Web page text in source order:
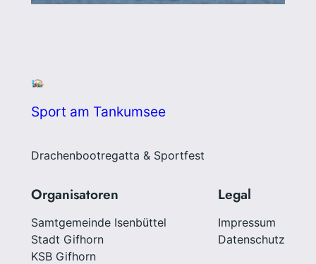
Sport am Tankumsee
Drachenbootregatta & Sportfest
Organisatoren
Samtgemeinde Isenbüttel
Stadt Gifhorn
KSB Gifhorn
Legal
Impressum
Datenschutz